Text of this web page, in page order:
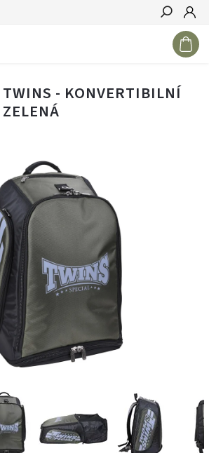
Hledat
TWINS - KONVERTIBILNÍ